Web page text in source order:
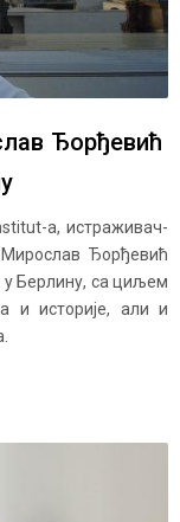
Ђорђевић
a, истраживач-
Ђорђевић
у Берлину, са циљем
и историје, али и